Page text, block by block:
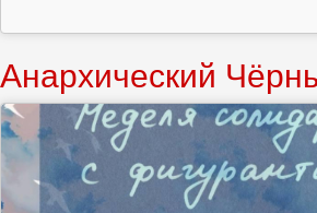
Анархический